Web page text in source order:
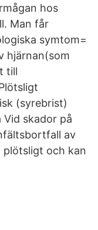
hos
Man får
symtom=
hjärnan(som
till
(syrebrist)
skador på
av
plötsligt och kan